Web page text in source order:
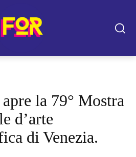
la 79° Mostra
d’arte
di Venezia.